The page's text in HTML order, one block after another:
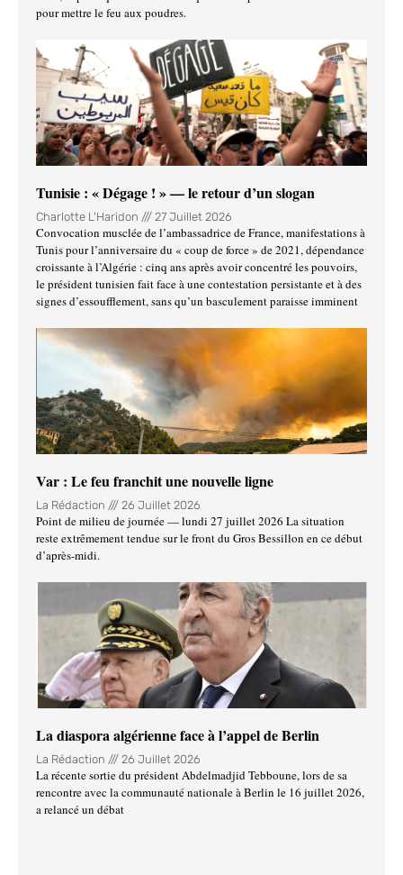
pour mettre le feu aux poudres.
Tunisie : « Dégage ! » — le retour d’un slogan
Charlotte L'Haridon 27 Juillet 2026
Convocation musclée de l’ambassadrice de France, manifestations à
Tunis pour l’anniversaire du « coup de force » de 2021, dépendance
croissante à l’Algérie : cinq ans après avoir concentré les pouvoirs,
le président tunisien fait face à une contestation persistante et à des
signes d’essoufflement, sans qu’un basculement paraisse imminent
Var : Le feu franchit une nouvelle ligne
La Rédaction 26 Juillet 2026
Point de milieu de journée — lundi 27 juillet 2026 La situation
reste extrêmement tendue sur le front du Gros Bessillon en ce début
d’après-midi.
La diaspora algérienne face à l’appel de Berlin
La Rédaction 26 Juillet 2026
La récente sortie du président Abdelmadjid Tebboune, lors de sa
rencontre avec la communauté nationale à Berlin le 16 juillet 2026,
a relancé un débat